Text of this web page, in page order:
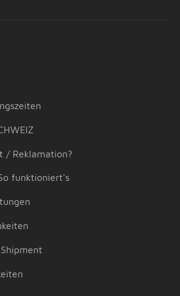
/ Reklamation?
funktioniert's